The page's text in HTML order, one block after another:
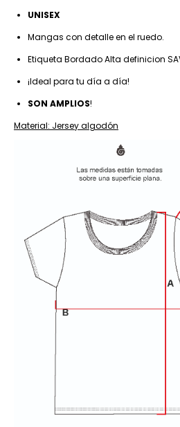
UNISEX
Mangas con detalle en el ruedo.
Etiqueta Bordado Alta definicion
¡Ideal para tu día a día!
SON AMPLIOS!
Material: Jersey algodón